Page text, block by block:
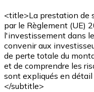
<title>La prestation de
par le Règlement (UE)
l'investissement dans
convenir aux
de perte totale du
et de comprendre les
sont expliqués en
</subtitle>